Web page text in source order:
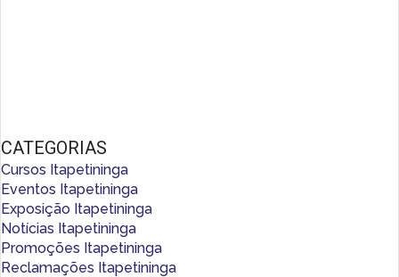
CATEGORIAS
Cursos Itapetininga
Eventos Itapetininga
Exposição Itapetininga
Notícias Itapetininga
Promoções Itapetininga
Reclamações Itapetininga